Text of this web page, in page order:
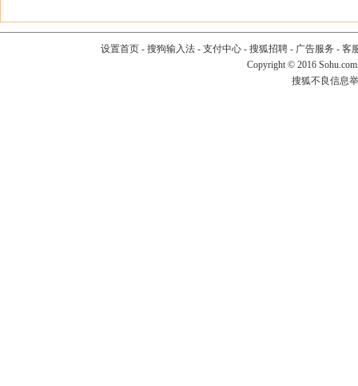
设置首页- 搜狗输入法- 支付中心- 搜狐招聘- 广告服务 - 客
Copyright © 2016
搜狐不良信息